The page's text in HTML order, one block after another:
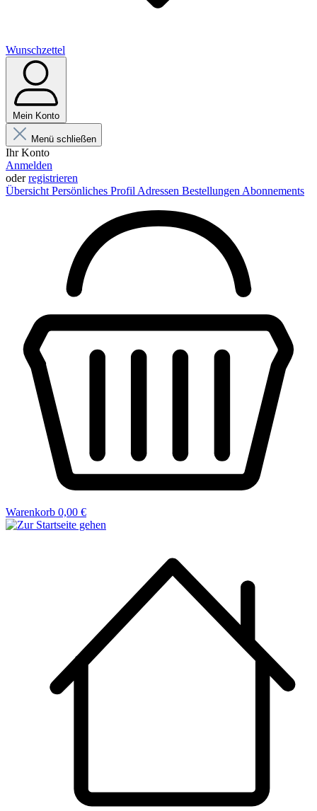
Wunschzettel
Mein Konto
Menü schließen
Ihr Konto
Anmelden
oderregistrieren
Übersicht Persönliches Profil Adressen Bestellungen Abonnements
Warenkorb 0,00 €